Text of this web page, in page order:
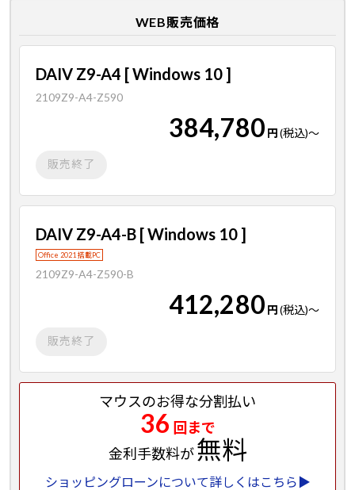
WEB販売価格
DAIV Z9-A4 [ Windows 10 ]
2109Z9-A4-Z590
384,780 円(税込)～
販売終了
DAIV Z9-A4-B [ Windows 10 ]
Office 2021 搭載PC
2109Z9-A4-Z590-B
412,280 円(税込)～
販売終了
マウスのお得な分割払い
36 回まで
金利手数料が無料
ショッピングローンについて詳しくはこちら▶